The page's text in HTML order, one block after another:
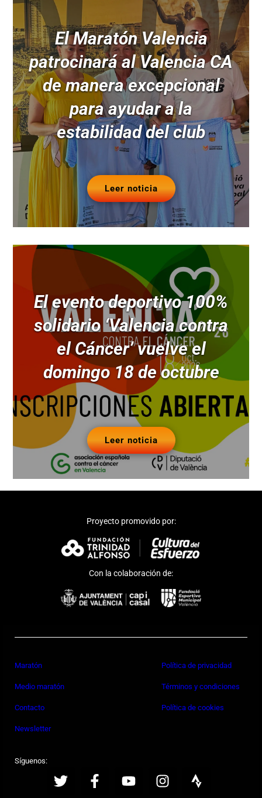
El Maratón Valencia
patrocinará al Valencia CA
de manera excepcional
para ayudar a la
estabilidad del club
Leer noticia
El evento deportivo 100%
solidario ‘Valencia contra
el Cáncer’ vuelve el
domingo 18 de octubre
Leer noticia
Proyecto promovido por:
Con la colaboración de:
Maratón
Medio maratón
Contacto
Newsletter
Política de privacidad
Términos y condiciones
Política de cookies
Síguenos: